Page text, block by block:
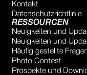
Kontakt
Datenschutzrichtlinie
RESSOURCEN
Neuigkeiten und
Neuigkeiten und
Häufig gestellte
Photo Contest
Prospekte und